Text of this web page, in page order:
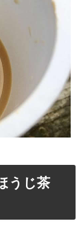
うじ茶